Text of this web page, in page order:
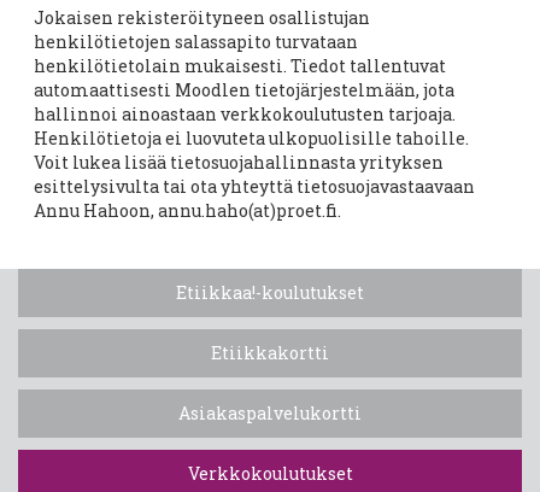
Jokaisen rekisteröityneen osallistujan
henkilötietojen salassapito turvataan
henkilötietolain mukaisesti. Tiedot tallentuvat
automaattisesti Moodlen tietojärjestelmään, jota
hallinnoi ainoastaan verkkokoulutusten tarjoaja.
Henkilötietoja ei luovuteta ulkopuolisille tahoille.
Voit lukea lisää tietosuojahallinnasta yrityksen
esittelysivulta tai ota yhteyttä tietosuojavastaavaan
Annu Hahoon, annu.haho(at)proet.fi.
Etiikkaa!-koulutukset
Etiikkakortti
Asiakaspalvelukortti
Verkkokoulutukset